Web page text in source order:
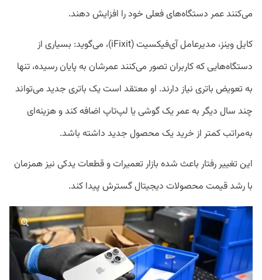
می‌کنند عمر دستگاه‌های فعلی خود را افزایش دهند.
کایل وینز، مدیرعامل آی‌فیکسیت (iFixit)، می‌گوید: بسیاری از
دستگاه‌هایی که کاربران تصور می‌کنند عمرشان به پایان رسیده، تنها
به تعویض باتری نیاز دارند. او معتقد است یک باتری جدید می‌تواند
چند سال دیگر به عمر یک گوشی یا لپ‌تاپ اضافه کند و هزینه‌ای
به‌مراتب کمتر از خرید یک محصول جدید داشته باشد.
این تغییر رفتار باعث شده بازار تعمیرات و قطعات یدکی نیز همزمان
با رشد قیمت محصولات دیجیتال گسترش پیدا کند.